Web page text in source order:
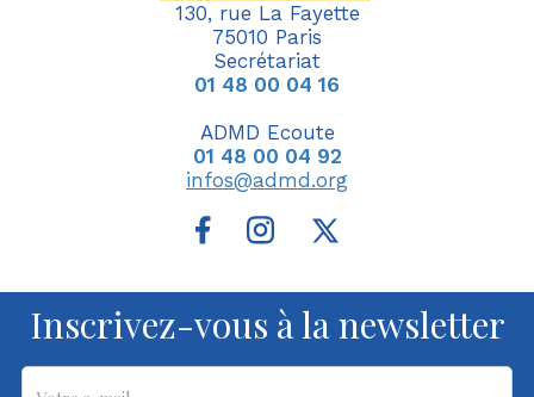
130, rue La Fayette
75010 Paris
Secrétariat
01 48 00 04 16
ADMD Ecoute
01 48 00 04 92
infos@admd.org
Inscrivez-vous à la newsletter